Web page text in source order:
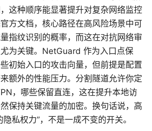
这种顺序能显著提升对复杂网络监控
方文档，核心路径在高风险场景中可
指纹识别的概率，而这在对抗网络审
为关键。NetGuard 作为入口点保
初始入口的攻击向量，但前提是配置
额外的性能压力。分割隧道允许你定
，哪些保留直连，这在提升本地访
保持关键流量的加密。换句话说，高
私权力”，不是一成不变的开关。